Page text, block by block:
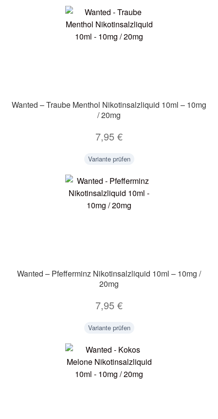
Wanted – Traube Menthol Nikotinsalzliquid 10ml – 10mg
/ 20mg
7,95 €
Variante prüfen
Wanted – Pfefferminz Nikotinsalzliquid 10ml – 10mg /
20mg
7,95 €
Variante prüfen